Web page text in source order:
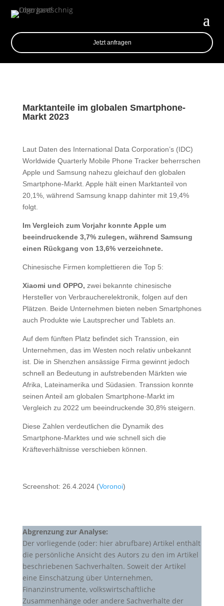
Jetzt anfragen
Marktanteile im globalen Smartphone-
Markt 2023
Laut Daten des International Data Corporation’s (IDC)
Worldwide Quarterly Mobile Phone Tracker beherrschen
Apple und Samsung nahezu gleichauf den globalen
Smartphone-Markt. Apple hält einen Marktanteil von
20,1%, während Samsung knapp dahinter mit 19,4%
folgt.
Im Vergleich zum Vorjahr konnte Apple um
beeindruckende 3,7% zulegen, während Samsung
einen Rückgang von 13,6% verzeichnete.
Chinesische Firmen komplettieren die Top 5:
Xiaomi und OPPO, zwei bekannte chinesische
Hersteller von Verbraucherelektronik, folgen auf den
Plätzen. Beide Unternehmen bieten neben Smartphones
auch Produkte wie Lautsprecher und Tablets an.
Auf dem fünften Platz befindet sich Transsion, ein
Unternehmen, das im Westen noch relativ unbekannt
ist. Die in Shenzhen ansässige Firma gewinnt jedoch
schnell an Bedeutung in aufstrebenden Märkten wie
Afrika, Lateinamerika und Südasien. Transsion konnte
seinen Anteil am globalen Smartphone-Markt im
Vergleich zu 2022 um beeindruckende 30,8% steigern.
Diese Zahlen verdeutlichen die Dynamik des
Smartphone-Marktes und wie schnell sich die
Kräfteverhältnisse verschieben können.
Screenshot: 26.4.2024 (Voronoi)
Abgrenzung zur Analyse:
Der vorliegende (oder: hier abrufbare) Artikel enthält
die persönliche Ansicht des Autors zu den im Artikel
beschriebenen Sachverhalten. Soweit der Artikel
eine Einschätzung über Unternehmen,
Finanzinstrumente, volkswirtschaftliche
Zusammenhänge oder andere Sachverhalte der